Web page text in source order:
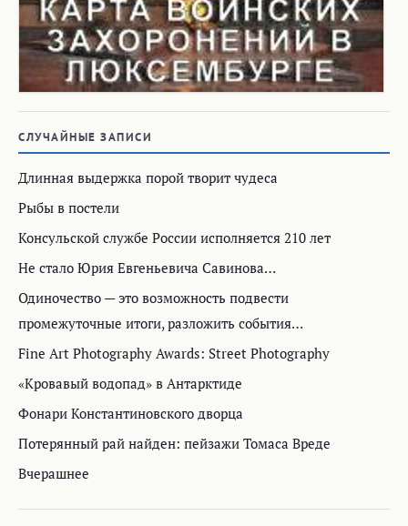
СЛУЧАЙНЫЕ ЗАПИСИ
Длинная выдержка порой творит чудеса
Рыбы в постели
Консульской службе России исполняется 210 лет
Не стало Юрия Евгеньевича Савинова…
Одиночество — это возможность подвести
промежуточные итоги, разложить события…
Fine Art Photography Awards: Street Photography
«Кровавый водопад» в Антарктиде
Фонари Константиновского дворца
Потерянный рай найден: пейзажи Томаса Вреде
Вчерашнее